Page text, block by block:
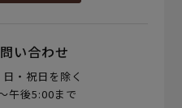
い合わせ
・祝日を除く
午後5:00まで